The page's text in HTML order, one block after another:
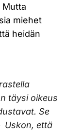
Mutta
miehet
heidän
täysi oikeus
Se
Uskon, että